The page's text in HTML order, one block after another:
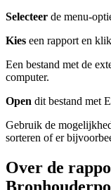
Selecteer de menu-
Kies een rapport en
Een bestand met de
computer.
Open dit bestand met
Gebruik de
sorteren of er
Over de